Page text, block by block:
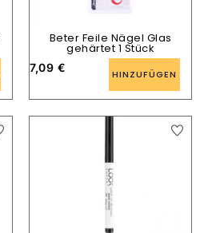
Beter Feile Nägel Glas
gehärtet 1 Stück
7,09 € HINZUFÜGEN